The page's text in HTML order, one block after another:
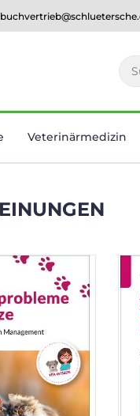
Veterinär­medizin